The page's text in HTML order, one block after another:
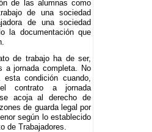
de las alumnas como
de una sociedad
de una sociedad
la documentación que
de trabajo ha de ser,
a jornada completa. No
condición cuando,
el contrato a jornada
acoja al derecho de
de guarda legal por
según lo establecido
de Trabajadores.